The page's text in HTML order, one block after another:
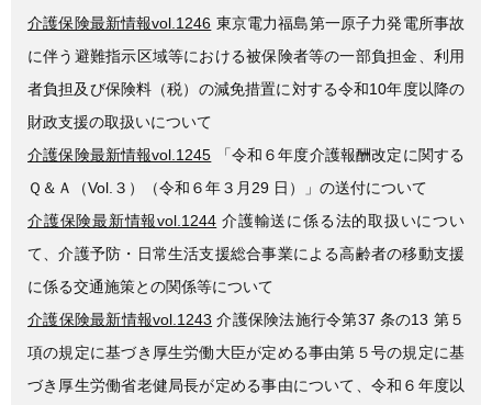
介護保険最新情報vol.1246 東京電力福島第一原子力発電所事故
に伴う避難指示区域等における被保険者等の一部負担金、利用
者負担及び保険料（税）の減免措置に対する令和10年度以降の
財政支援の取扱いについて
介護保険最新情報vol.1245 「令和６年度介護報酬改定に関する
Ｑ＆Ａ（Vol.３）（令和６年３月29 日）」の送付について
介護保険最新情報vol.1244 介護輸送に係る法的取扱いについ
て、介護予防・日常生活支援総合事業による高齢者の移動支援
に係る交通施策との関係等について
介護保険最新情報vol.1243 介護保険法施行令第37 条の13 第５
項の規定に基づき厚生労働大臣が定める事由第５号の規定に基
づき厚生労働省老健局長が定める事由について、令和６年度以